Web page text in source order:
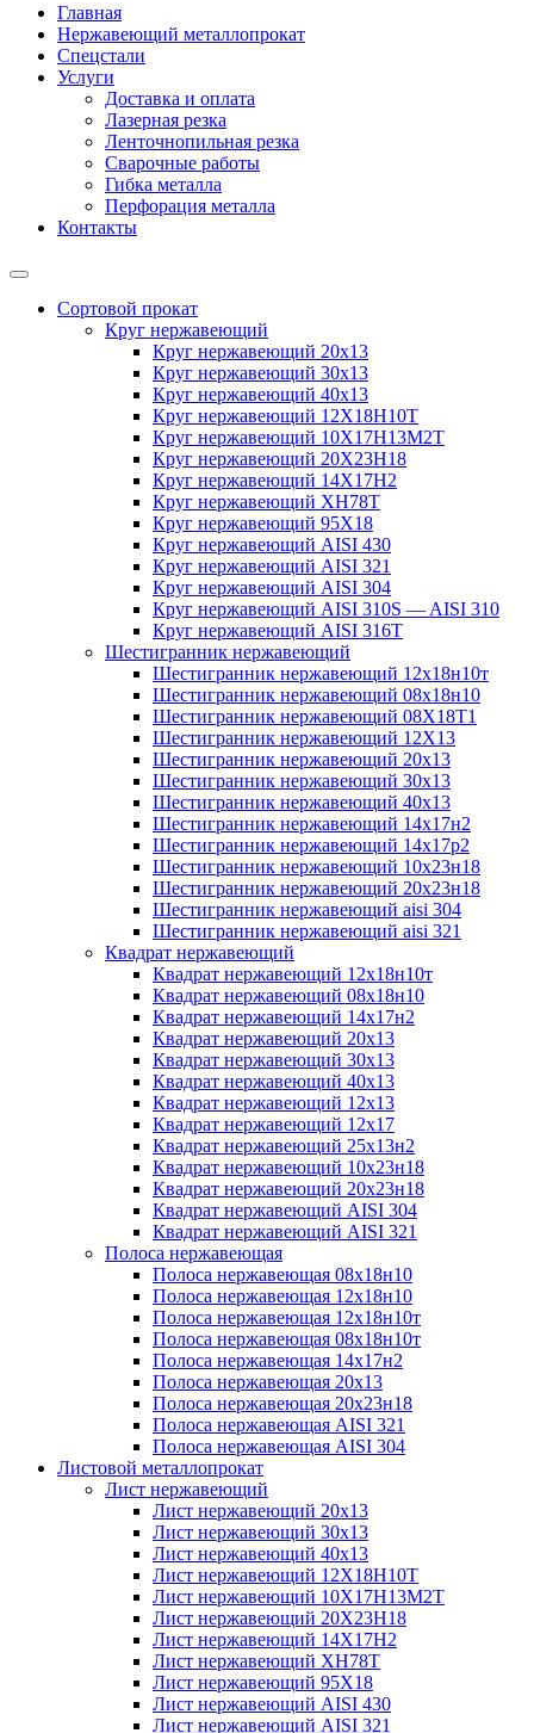
Главная
Нержавеющий металлопрокат
Спецстали
Услуги
Доставка и оплата
Лазерная резка
Ленточнопильная резка
Сварочные работы
Гибка металла
Перфорация металла
Контакты
Сортовой прокат
Круг нержавеющий
Круг нержавеющий 20х13
Круг нержавеющий 30х13
Круг нержавеющий 40х13
Круг нержавеющий 12Х18Н10Т
Круг нержавеющий 10Х17Н13М2T
Круг нержавеющий 20Х23Н18
Круг нержавеющий 14Х17Н2
Круг нержавеющий ХН78Т
Круг нержавеющий 95Х18
Круг нержавеющий AISI 430
Круг нержавеющий AISI 321
Круг нержавеющий AISI 304
Круг нержавеющий AISI 310S — AISI 310
Круг нержавеющий AISI 316T
Шестигранник нержавеющий
Шестигранник нержавеющий 12х18н10т
Шестигранник нержавеющий 08х18н10
Шестигранник нержавеющий 08Х18Т1
Шестигранник нержавеющий 12Х13
Шестигранник нержавеющий 20х13
Шестигранник нержавеющий 30х13
Шестигранник нержавеющий 40х13
Шестигранник нержавеющий 14х17н2
Шестигранник нержавеющий 14х17р2
Шестигранник нержавеющий 10х23н18
Шестигранник нержавеющий 20х23н18
Шестигранник нержавеющий aisi 304
Шестигранник нержавеющий aisi 321
Квадрат нержавеющий
Квадрат нержавеющий 12х18н10т
Квадрат нержавеющий 08х18н10
Квадрат нержавеющий 14х17н2
Квадрат нержавеющий 20х13
Квадрат нержавеющий 30х13
Квадрат нержавеющий 40х13
Квадрат нержавеющий 12х13
Квадрат нержавеющий 12х17
Квадрат нержавеющий 25х13н2
Квадрат нержавеющий 10х23н18
Квадрат нержавеющий 20х23н18
Квадрат нержавеющий AISI 304
Квадрат нержавеющий AISI 321
Полоса нержавеющая
Полоса нержавеющая 08х18н10
Полоса нержавеющая 12х18н10
Полоса нержавеющая 12х18н10т
Полоса нержавеющая 08х18н10т
Полоса нержавеющая 14х17н2
Полоса нержавеющая 20х13
Полоса нержавеющая 20х23н18
Полоса нержавеющая AISI 321
Полоса нержавеющая AISI 304
Листовой металлопрокат
Лист нержавеющий
Лист нержавеющий 20х13
Лист нержавеющий 30х13
Лист нержавеющий 40х13
Лист нержавеющий 12Х18Н10Т
Лист нержавеющий 10Х17Н13М2T
Лист нержавеющий 20Х23Н18
Лист нержавеющий 14Х17Н2
Лист нержавеющий ХН78Т
Лист нержавеющий 95Х18
Лист нержавеющий AISI 430
Лист нержавеющий AISI 321